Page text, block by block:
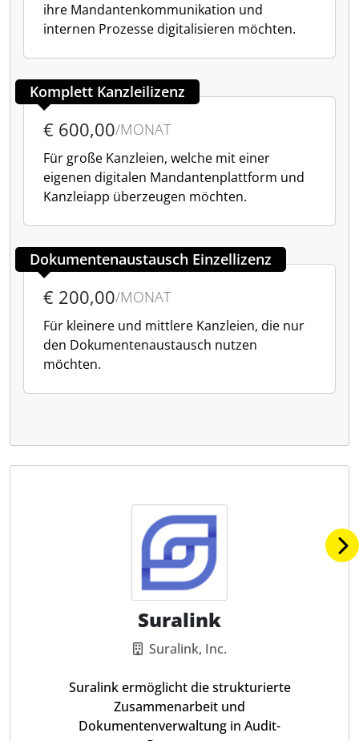
ihre Mandantenkommunikation und
internen Prozesse digitalisieren möchten.
Komplett Kanzleilizenz
€ 600,00/MONAT
Für große Kanzleien, welche mit einer
eigenen digitalen Mandantenplattform und
Kanzleiapp überzeugen möchten.
Dokumentenaustausch Einzellizenz
€ 200,00/MONAT
Für kleinere und mittlere Kanzleien, die nur
den Dokumentenaustausch nutzen
möchten.
Suralink
Suralink, Inc.
Suralink ermöglicht die strukturierte
Zusammenarbeit und
Dokumentenverwaltung in Audit-